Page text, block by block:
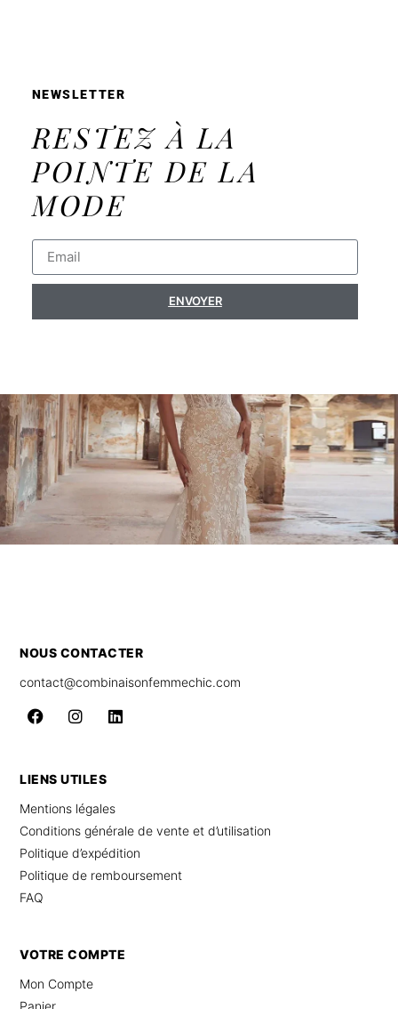
NEWSLETTER
RESTEZ À LA
POINTE DE LA
MODE
ENVOYER
NOUS CONTACTER
contact@combinaisonfemmechic.com
LIENS UTILES
Mentions légales
Conditions générale de vente et d’utilisation
Politique d’expédition
Politique de remboursement
FAQ
VOTRE COMPTE
Mon Compte